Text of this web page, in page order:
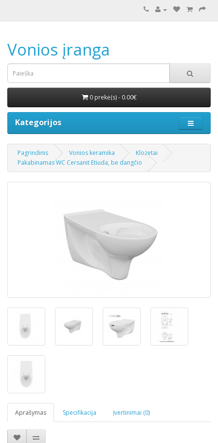
Vonios įranga
0 prekė(s) - 0.00€
Kategorijos
Pagrindinis Vonios keramika
Klozetai
Pakabinamas WC Cersanit Etiuda, be dangčio
Aprašymas Specifikacija Įvertinimai (0)